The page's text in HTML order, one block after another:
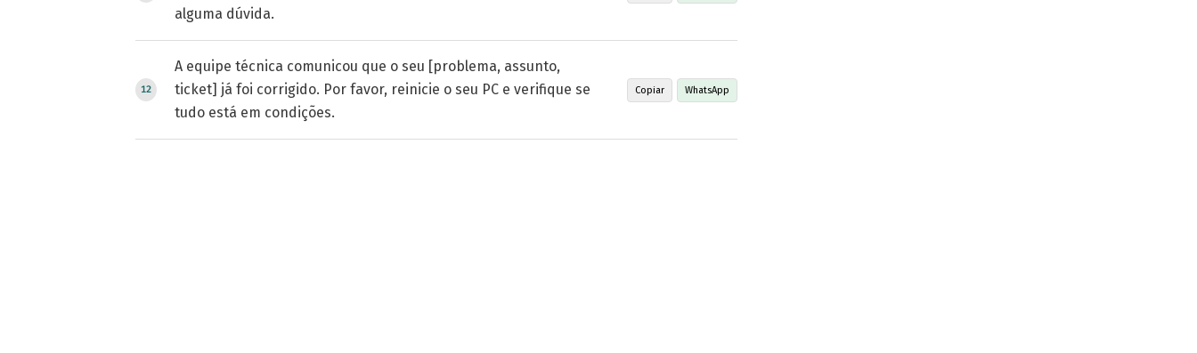
alguma dúvida.
A equipe técnica comunicou que o seu [problema, assunto,
ticket] já foi corrigido. Por favor, reinicie o seu PC e verifique se
tudo está em condições.
Copiar WhatsApp